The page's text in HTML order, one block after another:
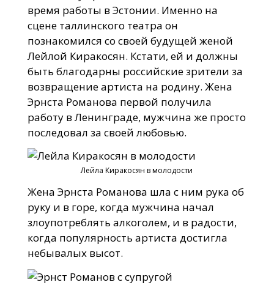
время работы в Эстонии. Именно на
сцене таллинского театра он
познакомился со своей будущей женой
Лейлой Киракосян. Кстати, ей и должны
быть благодарны российские зрители за
возвращение артиста на родину. Жена
Эрнста Романова первой получила
работу в Ленинграде, мужчина же просто
последовал за своей любовью.
Лейла Киракосян в молодости
Жена Эрнста Романова шла с ним рука об
руку и в горе, когда мужчина начал
злоупотреблять алкоголем, и в радости,
когда популярность артиста достигла
небывалых высот.